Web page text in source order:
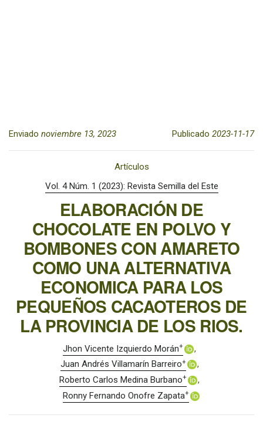
Enviado noviembre 13, 2023 Publicado 2023-11-17
Artículos
Vol. 4 Núm. 1 (2023): Revista Semilla del Este
ELABORACIÓN DE
CHOCOLATE EN POLVO Y
BOMBONES CON AMARETO
COMO UNA ALTERNATIVA
ECONOMICA PARA LOS
PEQUEÑOS CACAOTEROS DE
LA PROVINCIA DE LOS RIOS.
Jhon Vicente Izquierdo Morán+
Juan Andrés Villamarín Barreiro+
Roberto Carlos Medina Burbano+
Ronny Fernando Onofre Zapata+